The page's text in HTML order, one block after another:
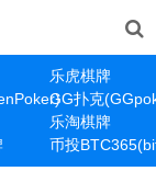
乐虎棋牌
GG扑克
乐淘棋牌
币投